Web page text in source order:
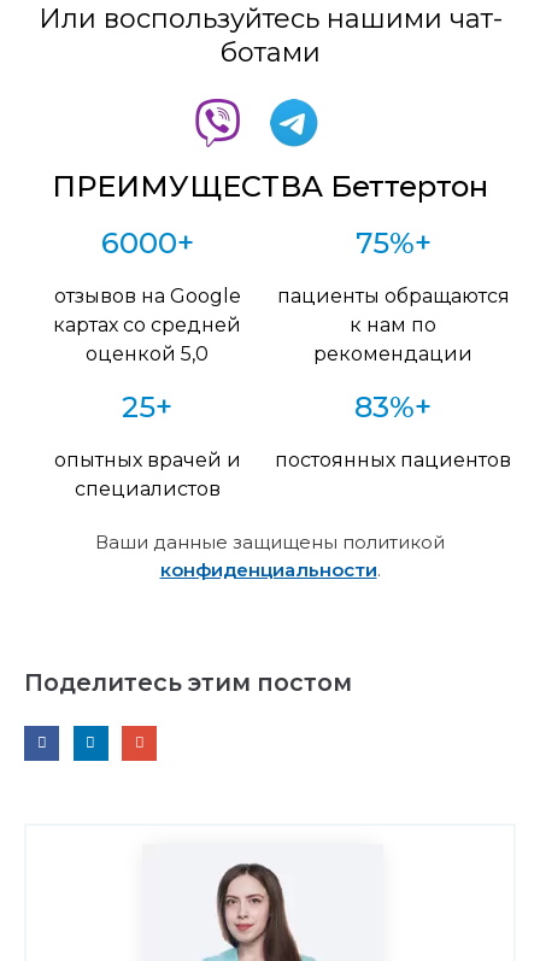
Или воспользуйтесь нашими чат-
ботами
ПРЕИМУЩЕСТВА Беттертон
6000+
отзывов на Google
картах со средней
оценкой 5,0
75%+
пациенты обращаются
к нам по
рекомендации
25+
опытных врачей и
специалистов
83%+
постоянных пациентов
Ваши данные защищены политикой
конфиденциальности.
Поделитесь этим постом